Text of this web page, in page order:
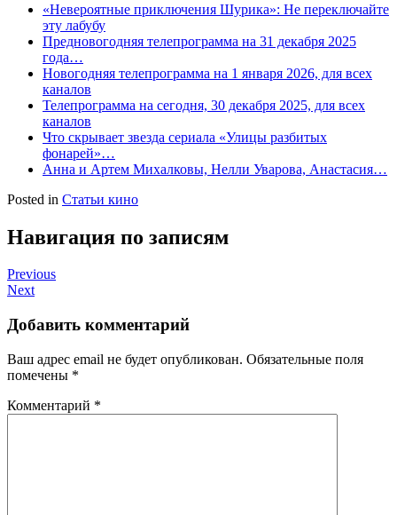
«Невероятные приключения Шурика»: Не переключайте
эту лабубу
Предновогодняя телепрограмма на 31 декабря 2025
года…
Новогодняя телепрограмма на 1 января 2026, для всех
каналов
Телепрограмма на сегодня, 30 декабря 2025, для всех
каналов
Что скрывает звезда сериала «Улицы разбитых
фонарей»…
Анна и Артем Михалковы, Нелли Уварова, Анастасия…
Posted in Статьи кино
Навигация по записям
Previous
Next
Добавить комментарий
Ваш адрес email не будет опубликован. Обязательные поля
помечены *
Комментарий *